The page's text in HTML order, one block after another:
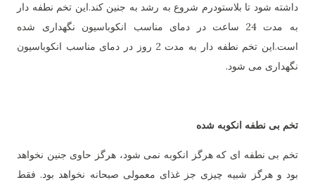
داشته شود تا بلاستودرم شروع به رشد به جنین کند.این تخم نطفه دار
به مدت 24 ساعت در دمای مناسب انکوباسیون نگهداری شده
است.این تخم نطفه دار به مدت 2 روز در دمای مناسب انکوباسیون
نگهداری می شود.
تخم بی نطفه انکوبه شده
تخم بی نطفه ای که هرگز انکوبه نمی شود، هرگز حاوی جنین نخواهد
بود و هرگز شبیه چیزی جز غذای معمولی صبحانه نخواهد بود. فقط